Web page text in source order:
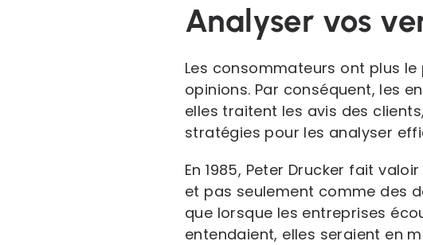
Analyser vos
Les consommateurs ont plus
opinions. Par conséquent, les
elles traitent les avis des
stratégies pour les analyser
En 1985, Peter Drucker fait
et pas seulement comme des
que lorsque les entreprises
entendaient, elles seraient en